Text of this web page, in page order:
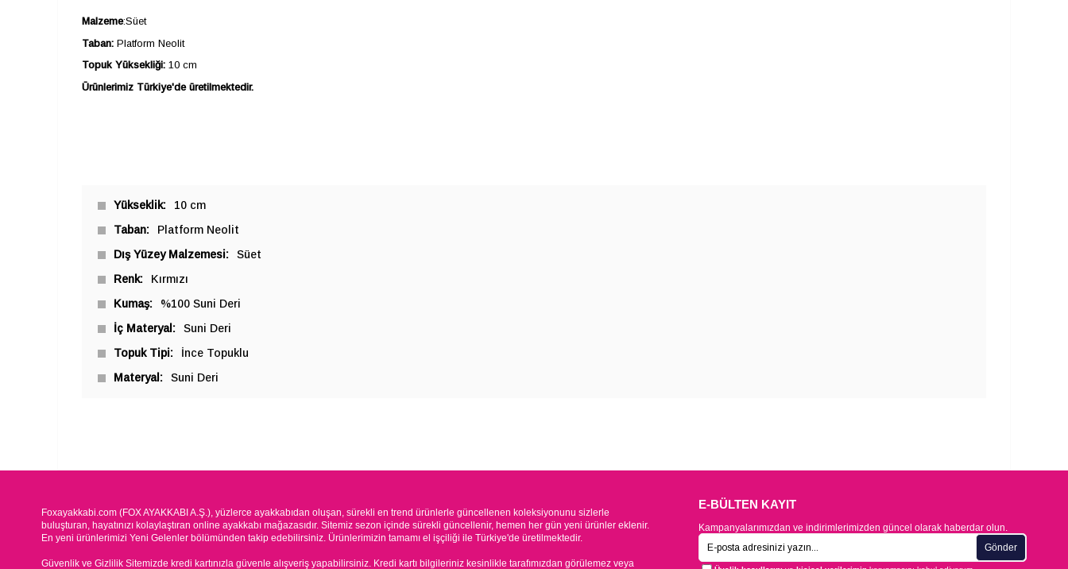
Malzeme:Süet
Taban: Platform Neolit
Topuk Yüksekliği: 10 cm
Ürünlerimiz Türkiye'de üretilmektedir.
Yükseklik
10 cm
Taban
Platform Neolit
Dış Yüzey Malzemesi
Süet
Renk
Kırmızı
Kumaş
%100 Suni Deri
İç Materyal
Suni Deri
Topuk Tipi
İnce Topuklu
Materyal
Suni Deri
Foxayakkabi.com (FOX AYAKKABI A.Ş.), yüzlerce ayakkabıdan oluşan, sürekli en trend ürünlerle güncellenen koleksiyonunu sizlerle
buluşturan, hayatınızı kolaylaştıran online ayakkabı mağazasıdır. Sitemiz sezon içinde sürekli güncellenir, hemen her gün yeni ürünler eklenir.
En yeni ürünlerimizi Yeni Gelenler bölümünden takip edebilirsiniz. Ürünlerimizin tamamı el işçiliği ile Türkiye'de üretilmektedir.
Güvenlik ve Gizlilik Sitemizde kredi kartınızla güvenle alışveriş yapabilirsiniz. Kredi kartı bilgileriniz kesinlikle tarafımızdan görülemez veya
E-BÜLTEN KAYIT
Kampanyalarımızdan ve indirimlerimizden güncel olarak haberdar olun.
Gönder